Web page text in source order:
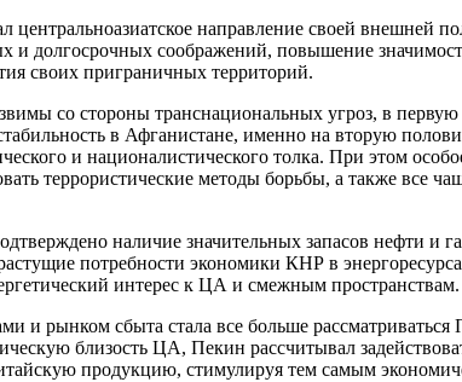
направление своей внешней
и долгосрочных соображений, повышение
своих приграничных территорий.
со стороны транснациональных угроз, в
в Афганистане, именно на вторую
и националистического толка. При этом
террористические методы борьбы, а также все
наличие значительных запасов нефти и
потребности экономики КНР в
интерес к ЦА и смежным пространствам.
и рынком сбыта стала все больше
близость ЦА, Пекин рассчитывал
продукцию, стимулируя тем самым